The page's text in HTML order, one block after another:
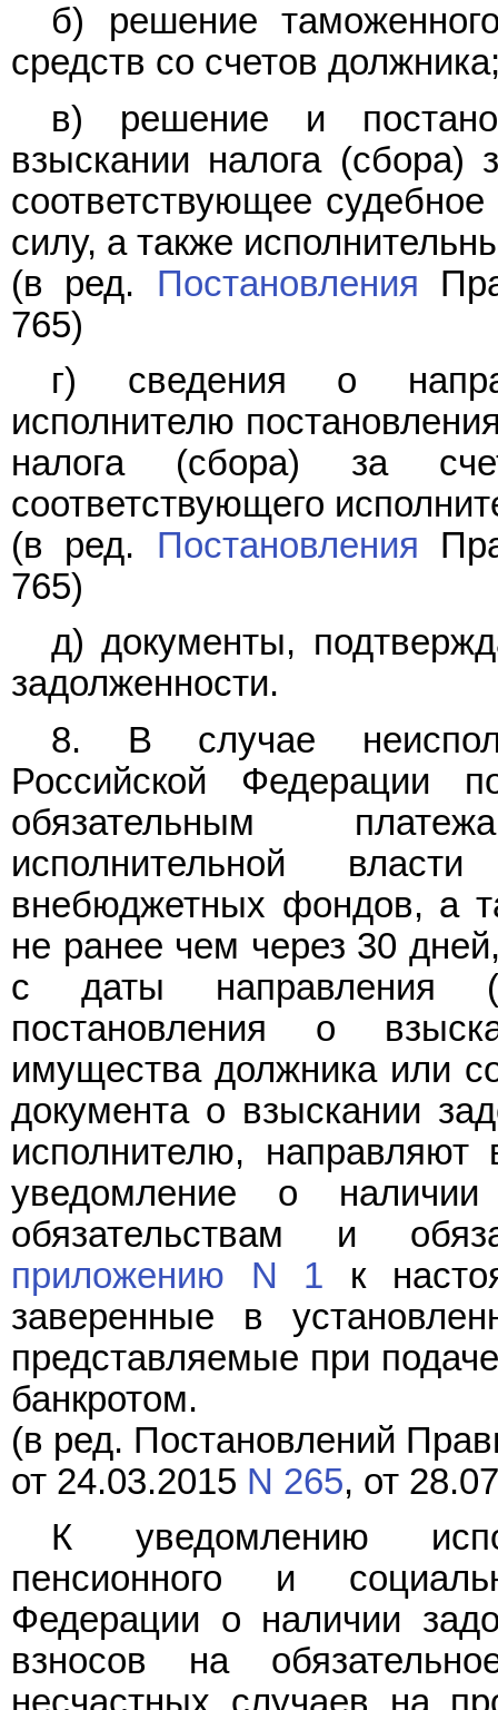
б) решение
средств со счетов
в) решение и
взыскании налога
соответствующее
силу, а также
(в ред. Постановления
765)
г) сведения о
исполнителю
налога (сбора) за
соответствующего
(в ред. Постановления
765)
д) документы,
задолженности.
8. В случае
Российской Федерации
обязательным
исполнительной
внебюджетных фондов, а
не ранее чем через 30
с даты направления
постановления о
имущества должника или
документа о взыскании
исполнителю, направляют
уведомление о
обязательствам и
приложению N 1 к
заверенные в
представляемые при
банкротом.
(в ред. Постановлений
от 24.03.2015 N 265, от
К уведомлению
пенсионного и
Федерации о наличии
взносов на